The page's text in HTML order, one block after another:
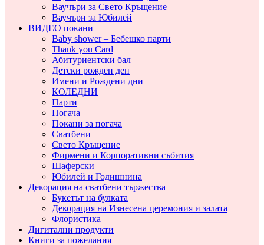
Ваучъри за Свето Кръщение
Ваучъри за Юбилей
ВИДЕО покани
Baby shower – Бебешко парти
Thank you Card
Абитуриентски бал
Детски рожден ден
Имени и Рождени дни
КОЛЕДНИ
Парти
Погача
Покани за погача
Сватбени
Свето Кръщение
Фирмени и Корпоративни събития
Шаферски
Юбилей и Годишнина
Декорация на сватбени тържества
Букетът на булката
Декорация на Изнесена церемония и залата
Флористика
Дигитални продукти
Книги за пожелания